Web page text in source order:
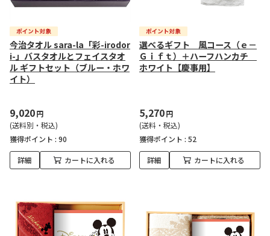
今治タオル sara-la「彩-irodor
i-」バスタオルとフェイスタオ
ル ギフトセット（ブルー・ホワ
イト）
9,020円
(送料別・税込)
獲得ポイント : 90
詳細 カートに入れる
選べるギフト 風コース（ｅ－
Ｇｉｆｔ）＋ハーフハンカチ
ホワイト【慶事用】
5,270円
(送料・税込)
獲得ポイント : 52
詳細 カートに入れる